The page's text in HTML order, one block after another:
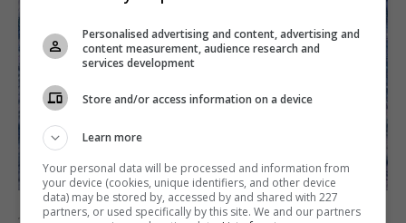
Personalised advertising and content, advertising and
content measurement, audience research and
services development
Store and/or access information on a device
Learn more
Your personal data will be processed and information from
your device (cookies, unique identifiers, and other device
data) may be stored by, accessed by and shared with 227
partners, or used specifically by this site. We and our partners